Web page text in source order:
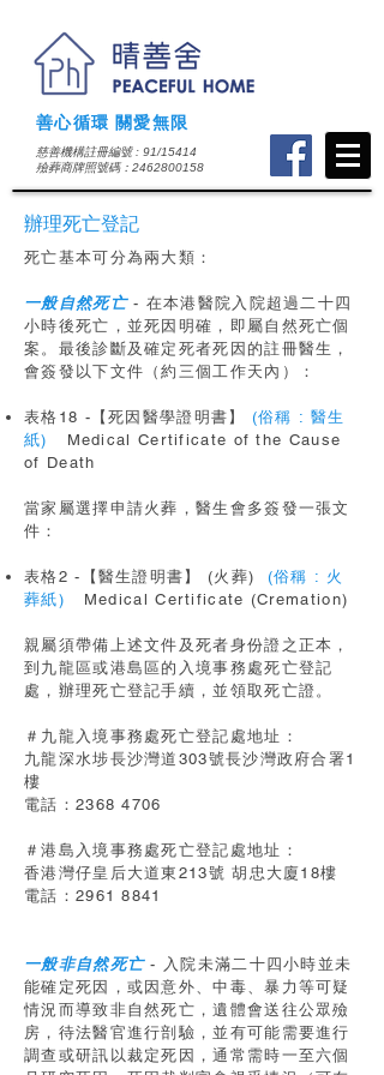
善心循環 關愛無限
慈善機構註冊編號 : 91/15414
​殮葬商牌照號碼：2462800158
辦理死亡登記
死亡基本可分為兩大類：
一般自然死亡 - 在本港醫院入院超過二十四
小時後死亡，並死因明確，即屬自然死亡個
案。最後診斷及確定死者死因的註冊醫生，
會簽發以下文件（約三個工作天內）：
表格18 -【死因醫學證明書】 (俗稱 : 醫生
紙)
Medical Certificate of the Cause
of Death
當家屬選擇申請火葬，醫生會多簽發一張文
件：
表格2 -【醫生證明書】 (火葬)
(俗稱 : 火
葬紙) Medical Certificate (Cremation)
親屬須帶備上述文件及死者身份證之正本，
到九龍區或港島區的入境事務處死亡登記
處，辦理死亡登記手續，並領取死亡證。
＃九龍入境事務處死亡登記處地址：
九龍深水埗長沙灣道303號長沙灣政府合署1
樓
電話：2368 4706
＃港島入境事務處死亡登記處地址：
香港灣仔皇后大道東213號 胡忠大廈18樓
電話：2961 8841
一般非自然死亡 - 入院未滿二十四小時並未
能確定死因，或因意外、中毒、暴力等可疑
情況而導致非自然死亡，遺體會送往公眾殮
房，待法醫官進行剖驗，並有可能需要進行
調查或研訊以裁定死因，通常需時一至六個